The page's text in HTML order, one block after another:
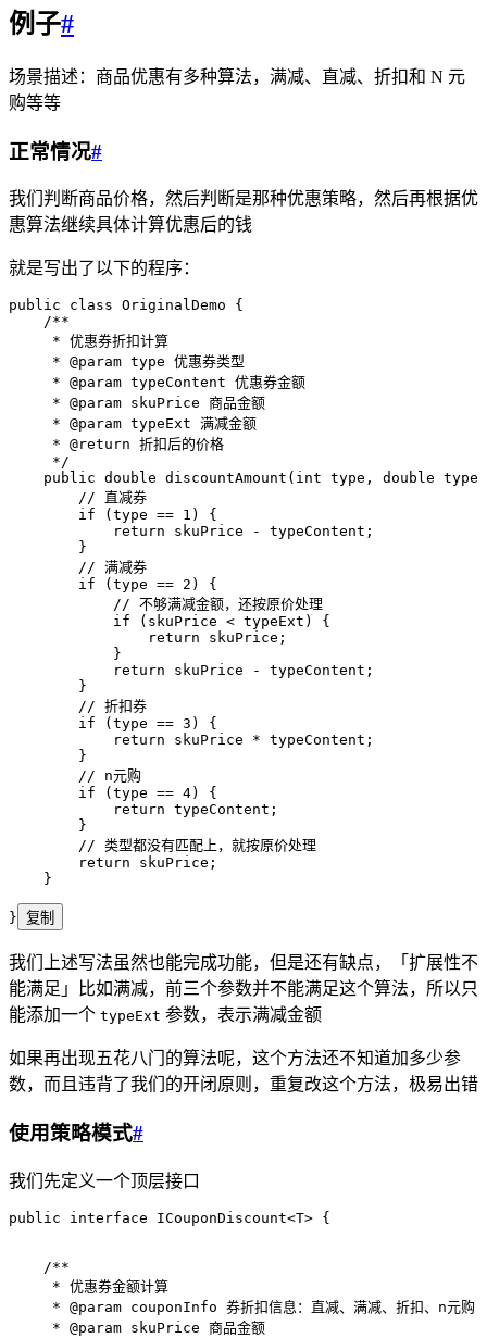
例子#
场景描述：商品优惠有多种算法，满减、直减、折扣和 N 元
购等等
正常情况#
我们判断商品价格，然后判断是那种优惠策略，然后再根据优
惠算法继续具体计算优惠后的钱
就是写出了以下的程序：
public class OriginalDemo {
    /**
     * 优惠券折扣计算
     *
@param type 优惠券类型
     *
@param typeContent 优惠券金额
     *
@param skuPrice 商品金额
     *
@param typeExt 满减金额
     *
@return 折扣后的价格
     */
    public
double discountAmount ( int type , double
        // 直减券
        if
(type == 1 ) {
            return
skuPrice -
typeContent;
        }
        // 满减券
        if
(type == 2 ) {
            // 不够满减金额，还按原价处理
            if
(skuPrice < typeExt) {
                return
skuPrice;
            }
            return
skuPrice -
typeContent;
        }
        // 折扣券
        if
(type == 3 ) {
            return
skuPrice * typeContent;
        }
        // n元购
        if
(type == 4) {
            return
typeContent;
        }
        // 类型都没有匹配上，就按原价处理
        return
skuPrice;
    }
} 复制
我们上述写法虽然也能完成功能，但是还有缺点，「扩展性不
能满足」比如满减，前三个参数并不能满足这个算法，所以只
能添加一个 typeExt 参数，表示满减金额
如果再出现五花八门的算法呢，这个方法还不知道加多少参
数，而且违背了我们的开闭原则，重复改这个方法，极易出错
使用策略模式#
我们先定义一个顶层接口
public interface ICouponDiscount<T> {
    /**
     * 优惠券金额计算
     *
@param couponInfo 券折扣信息：直减、满减、折扣、n元购
     *
@param skuPrice 商品金额